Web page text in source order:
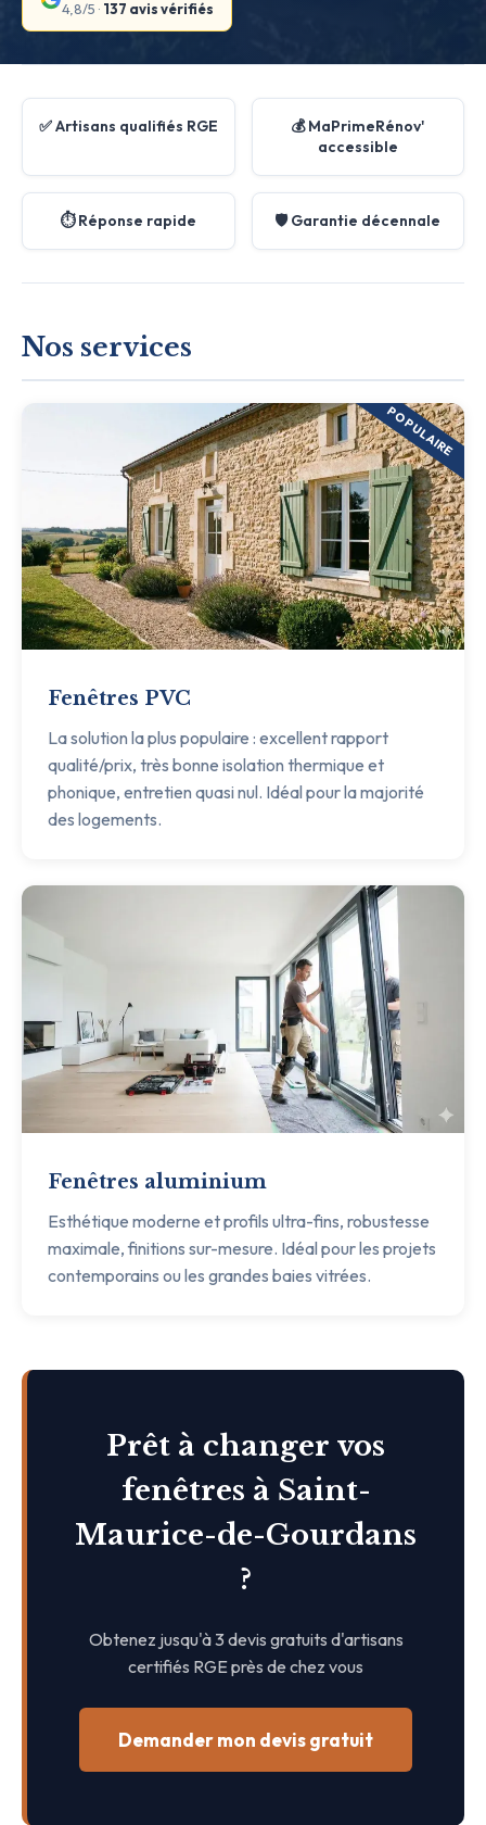
4,8/5 · 137 avis vérifiés
✅ Artisans qualifiés RGE
💰 MaPrimeRénov'
accessible
⏱️ Réponse rapide 🛡️ Garantie décennale
Nos services
POPULAIRE
Fenêtres PVC
La solution la plus populaire : excellent rapport
qualité/prix, très bonne isolation thermique et
phonique, entretien quasi nul. Idéal pour la majorité
des logements.
Fenêtres aluminium
Esthétique moderne et profils ultra-fins, robustesse
maximale, finitions sur-mesure. Idéal pour les projets
contemporains ou les grandes baies vitrées.
Prêt à changer vos
fenêtres à Saint-
Maurice-de-Gourdans
?
Obtenez jusqu'à 3 devis gratuits d'artisans
certifiés RGE près de chez vous
Demander mon devis gratuit